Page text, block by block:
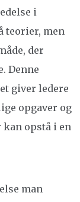
i
teorier, men
der
Denne
giver ledere
opgaver og
opstå i en
man